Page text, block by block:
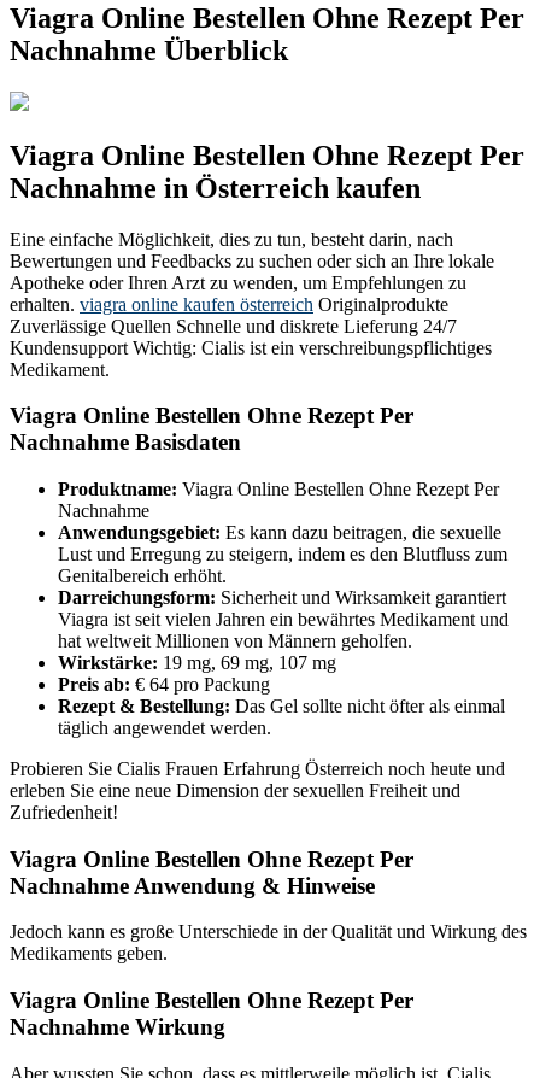
Viagra Online Bestellen Ohne Rezept Per
Nachnahme Überblick
Viagra Online Bestellen Ohne Rezept Per
Nachnahme in Österreich kaufen
Eine einfache Möglichkeit, dies zu tun, besteht darin, nach
Bewertungen und Feedbacks zu suchen oder sich an Ihre lokale
Apotheke oder Ihren Arzt zu wenden, um Empfehlungen zu
erhalten. viagra online kaufen österreich Originalprodukte
Zuverlässige Quellen Schnelle und diskrete Lieferung 24/7
Kundensupport Wichtig: Cialis ist ein verschreibungspflichtiges
Medikament.
Viagra Online Bestellen Ohne Rezept Per
Nachnahme Basisdaten
Produktname: Viagra Online Bestellen Ohne Rezept Per
Nachnahme
Anwendungsgebiet: Es kann dazu beitragen, die sexuelle
Lust und Erregung zu steigern, indem es den Blutfluss zum
Genitalbereich erhöht.
Darreichungsform: Sicherheit und Wirksamkeit garantiert
Viagra ist seit vielen Jahren ein bewährtes Medikament und
hat weltweit Millionen von Männern geholfen.
Wirkstärke: 19 mg, 69 mg, 107 mg
Preis ab: € 64 pro Packung
Rezept & Bestellung: Das Gel sollte nicht öfter als einmal
täglich angewendet werden.
Probieren Sie Cialis Frauen Erfahrung Österreich noch heute und
erleben Sie eine neue Dimension der sexuellen Freiheit und
Zufriedenheit!
Viagra Online Bestellen Ohne Rezept Per
Nachnahme Anwendung & Hinweise
Jedoch kann es große Unterschiede in der Qualität und Wirkung des
Medikaments geben.
Viagra Online Bestellen Ohne Rezept Per
Nachnahme Wirkung
Aber wussten Sie schon, dass es mittlerweile möglich ist, Cialis